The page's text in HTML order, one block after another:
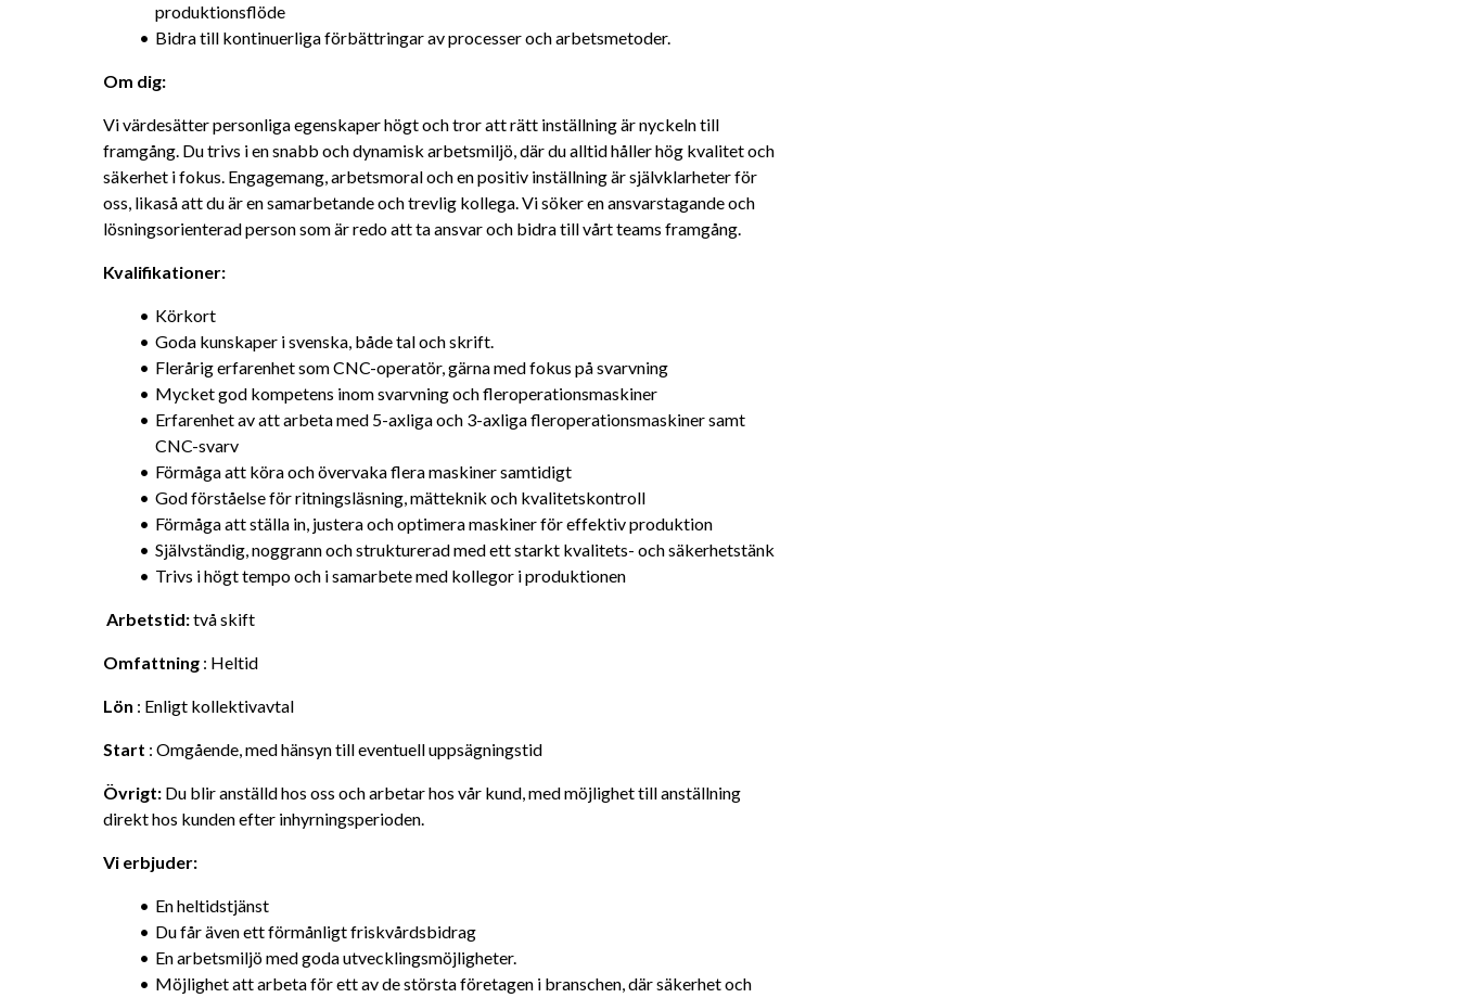
produktionsflöde
Bidra till kontinuerliga förbättringar av processer och arbetsmetoder.
Om dig:
Vi värdesätter personliga egenskaper högt och tror att rätt inställning är nyckeln till
framgång. Du trivs i en snabb och dynamisk arbetsmiljö, där du alltid håller hög kvalitet och
säkerhet i fokus. Engagemang, arbetsmoral och en positiv inställning är självklarheter för
oss, likaså att du är en samarbetande och trevlig kollega. Vi söker en ansvarstagande och
lösningsorienterad person som är redo att ta ansvar och bidra till vårt teams framgång.
Kvalifikationer:
Körkort
Goda kunskaper i svenska, både tal och skrift.
Flerårig erfarenhet som CNC-operatör, gärna med fokus på svarvning
Mycket god kompetens inom svarvning och fleroperationsmaskiner
Erfarenhet av att arbeta med 5-axliga och 3-axliga fleroperationsmaskiner samt
CNC-svarv
Förmåga att köra och övervaka flera maskiner samtidigt
God förståelse för ritningsläsning, mätteknik och kvalitetskontroll
Förmåga att ställa in, justera och optimera maskiner för effektiv produktion
Självständig, noggrann och strukturerad med ett starkt kvalitets- och säkerhetstänk
Trivs i högt tempo och i samarbete med kollegor i produktionen
Arbetstid: två skift
Omfattning : Heltid
Lön : Enligt kollektivavtal
Start : Omgående, med hänsyn till eventuell uppsägningstid
Övrigt: Du blir anställd hos oss och arbetar hos vår kund, med möjlighet till anställning
direkt hos kunden efter inhyrningsperioden.
Vi erbjuder:
En heltidstjänst
Du får även ett förmånligt friskvårdsbidrag
En arbetsmiljö med goda utvecklingsmöjligheter.
Möjlighet att arbeta för ett av de största företagen i branschen, där säkerhet och